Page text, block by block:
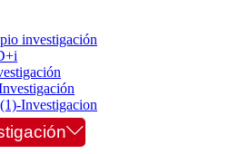
investigación
Investigacion